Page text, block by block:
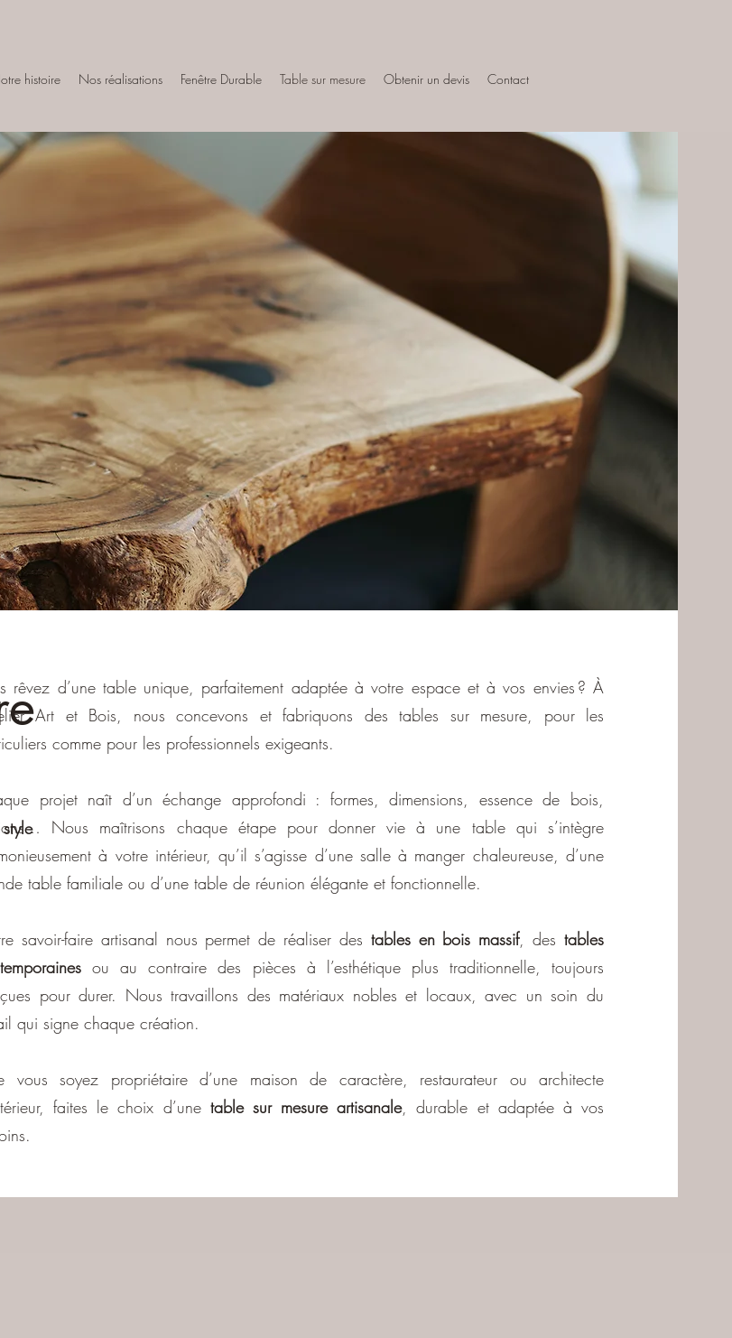
histoire Nos réalisations Fenêtre Durable Table sur mesure Obtenir un devis Contact
rêvez d’une table unique, parfaitement adaptée à votre espace et à vos envies ? À
Art et Bois, nous concevons et fabriquons des tables sur mesure, pour les
comme pour les professionnels exigeants.
projet naît d’un échange approfondi : formes, dimensions, essence de bois,
Nous maîtrisons chaque étape pour donner vie à une table qui s’intègre
à votre intérieur, qu’il s’agisse d’une salle à manger chaleureuse, d’une
table familiale ou d’une table de réunion élégante et fonctionnelle.
savoir-faire artisanal nous permet de réaliser des tables en bois massif, destables
ou au contraire des pièces à l’esthétique plus traditionnelle, toujours
pour durer. Nous travaillons des matériaux nobles et locaux, avec un soin du
qui signe chaque création.
vous soyez propriétaire d’une maison de caractère, restaurateur ou architecte
faites le choix d’une table sur mesure artisanale, durable et adaptée à vos